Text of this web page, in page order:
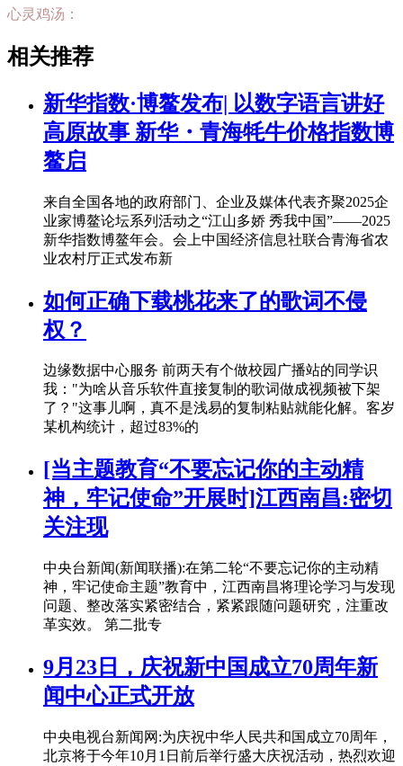
心灵鸡汤：
相关推荐
新华指数·博鳌发布| 以数字语言讲好
高原故事 新华・青海牦牛价格指数博
鳌启
来自全国各地的政府部门、企业及媒体代表齐聚2025企
业家博鳌论坛系列活动之“江山多娇 秀我中国”——2025
新华指数博鳌年会。会上中国经济信息社联合青海省农
业农村厅正式发布新
如何正确下载桃花来了的歌词不侵
权？
边缘数据中心服务 前两天有个做校园广播站的同学识
我："为啥从音乐软件直接复制的歌词做成视频被下架
了？"这事儿啊，真不是浅易的复制粘贴就能化解。客岁
某机构统计，超过83%的
[当主题教育“不要忘记你的主动精
神，牢记使命”开展时]江西南昌:密切
关注现
中央台新闻(新闻联播):在第二轮“不要忘记你的主动精
神，牢记使命主题”教育中，江西南昌将理论学习与发现
问题、整改落实紧密结合，紧紧跟随问题研究，注重改
革实效。 第二批专
9月23日，庆祝新中国成立70周年新
闻中心正式开放
中央电视台新闻网:为庆祝中华人民共和国成立70周年，
北京将于今年10月1日前后举行盛大庆祝活动，热烈欢迎